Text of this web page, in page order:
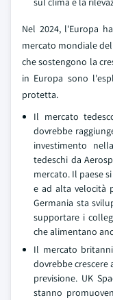
Nel 2024, l'Europa
mercato mondiale
che sostengono la
in Europa sono
protetta.
Il mercato
dovrebbe
investimento
tedeschi da
mercato. Il paese
e ad alta velocità
Germania sta
supportare i
che alimentano
Il mercato
dovrebbe crescere
previsione. UK
stanno